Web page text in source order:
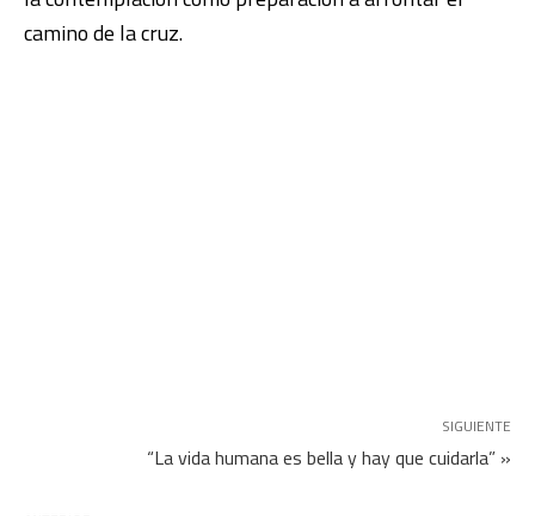
camino de la cruz.
SIGUIENTE
“La vida humana es bella y hay que cuidarla” »